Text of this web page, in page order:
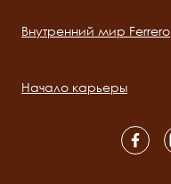
Main
Внутренний мир Ferrero
Начало карьеры